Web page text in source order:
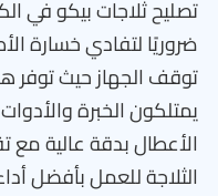
تصليح ثلاجات بيكو في
ضروريًا لتفادي خسارة
توقف الجهاز حيث
يمتلكون الخبرة
الأعطال بدقة عالية
الثلاجة للعمل بأفضل